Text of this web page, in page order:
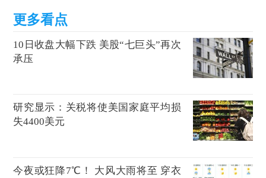
10日收盘大幅下跌 美股“七巨头”再次
承压
研究显示：关税将使美国家庭平均损
失4400美元
今夜或狂降7℃！ 大风大雨将至 穿衣